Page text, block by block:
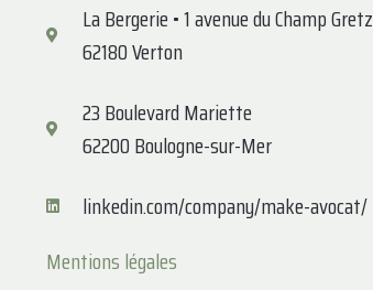
La Bergerie • 1 avenue du Champ Gretz
62180 Verton
23 Boulevard Mariette
62200 Boulogne-sur-Mer
linkedin.com/company/make-avocat/
Mentions légales